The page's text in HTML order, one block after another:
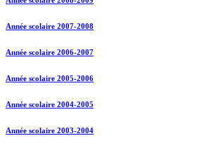
Année scolaire 2007-2008
Année scolaire 2006-2007
Année scolaire 2005-2006
Année scolaire 2004-2005
Année scolaire 2003-2004